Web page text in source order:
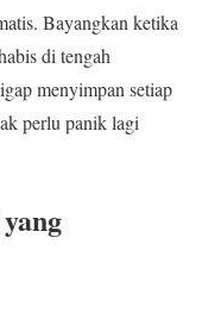
Bayangkan ketika
di tengah
menyimpan setiap
perlu panik lagi